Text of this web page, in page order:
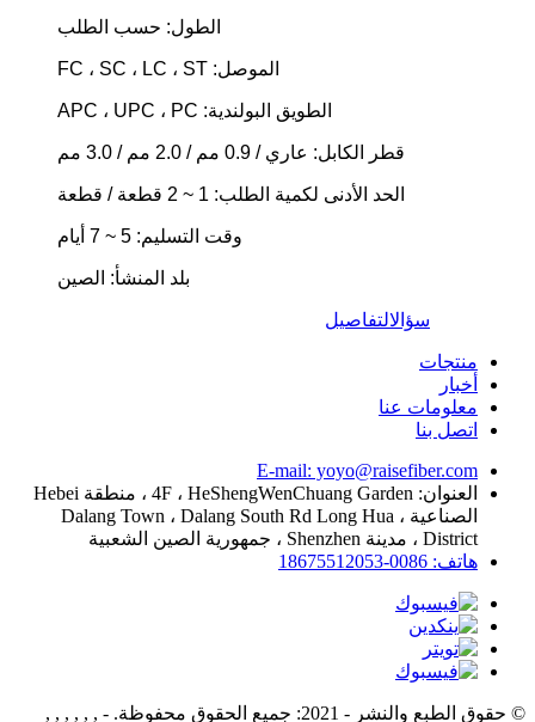
الطول: حسب الطلب
الموصل: FC ، SC ، LC ، ST
الطويق البولندية: APC ، UPC ، PC
قطر الكابل: عاري / 0.9 مم / 2.0 مم / 3.0 مم
الحد الأدنى لكمية الطلب: 1 ~ 2 قطعة / قطعة
وقت التسليم: 5 ~ 7 أيام
بلد المنشأ: الصين
سؤالالتفاصيل
منتجات
أخبار
معلومات عنا
اتصل بنا
E-mail: yoyo@raisefiber.com
العنوان: 4F ، HeShengWenChuang Garden ، منطقة Hebei
الصناعية ، Dalang Town ، Dalang South Rd Long Hua
District ، مدينة Shenzhen ، جمهورية الصين الشعبية
هاتف: 0086-18675512053
© حقوق الطبع والنشر - 2021: جميع الحقوق محفوظة. - , , , , , ,